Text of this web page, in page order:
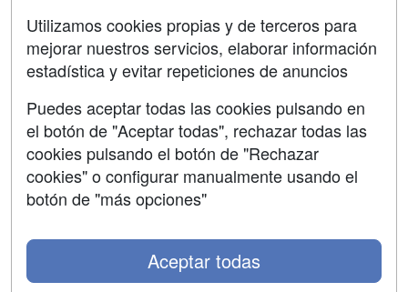
Grupo formazion:
Copyright 2000-2026 Formazion Web, S.L. - Calle
Utilizamos cookies propias y de terceros para
mejorar nuestros servicios, elaborar información
estadística y evitar repeticiones de anuncios
Puedes aceptar todas las cookies pulsando en
el botón de "Aceptar todas", rechazar todas las
cookies pulsando el botón de "Rechazar
cookies" o configurar manualmente usando el
botón de "más opciones"
Aceptar todas